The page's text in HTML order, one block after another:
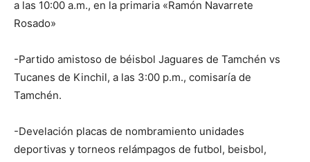
a las 10:00 a.m., en la primaria «Ramón Navarrete
Rosado»
-Partido amistoso de béisbol Jaguares de Tamchén vs
Tucanes de Kinchil, a las 3:00 p.m., comisaría de
Tamchén.
-Develación placas de nombramiento unidades
deportivas y torneos relámpagos de futbol, beisbol,